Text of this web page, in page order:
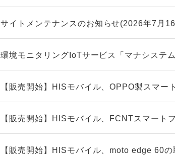
サイトメンテナンスのお知らせ(2026年7月
環境モニタリングIoTサービス「マナシステ
【販売開始】HISモバイル、OPPO製スマ
【販売開始】HISモバイル、FCNTスマー
【販売開始】HISモバイル、moto edge 60